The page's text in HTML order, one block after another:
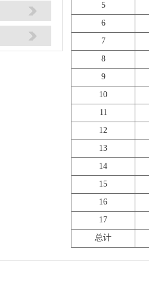
5
6
7
8
9
10
11
12
13
14
15
16
17
总计